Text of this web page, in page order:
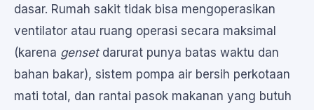
dasar. Rumah sakit tidak bisa mengoperasikan
ventilator atau ruang operasi secara maksimal
(karena gensetdarurat punya batas waktu dan
bahan bakar), sistem pompa air bersih perkotaan
mati total, dan rantai pasok makanan yang butuh